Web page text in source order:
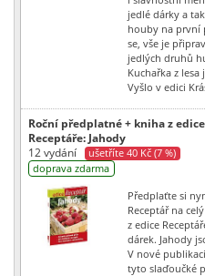
jedlé dárky a
houby na první
se, vše je
jedlých druhů
Kuchařka z
Vyšlo v edici
Roční předplatné + kniha z edice
Receptáře: Jahody
12 vydání
ušetříte 40 Kč (7 %)
doprava zdarma
Předplaťte si
Receptář na
z edice
dárek. Jahody
V nové
tyto slaďoučké